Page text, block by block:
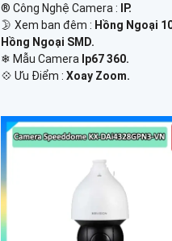
®️ Công Nghệ Camera :
IP.
🌛 Xem ban đêm : Hồng Ngoại
Hồng Ngoại SMD.
❄ Mẫu Camera Ip67 360.
️💠 Ưu Điểm : Xoay Zoom.